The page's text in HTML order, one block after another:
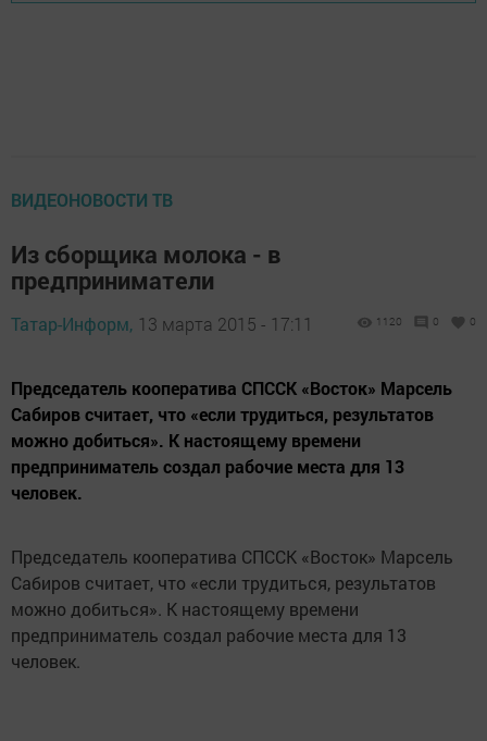
ВИДЕОНОВОСТИ ТВ
Из сборщика молока - в
предприниматели
Татар-Информ, 13 марта 2015 - 17:11 1120 0 0
Председатель кооператива СПССК «Восток» Марсель
Сабиров считает, что «если трудиться, результатов
можно добиться». К настоящему времени
предприниматель создал рабочие места для 13
человек.
Председатель кооператива СПССК «Восток» Марсель
Сабиров считает, что «если трудиться, результатов
можно добиться». К настоящему времени
предприниматель создал рабочие места для 13
человек.